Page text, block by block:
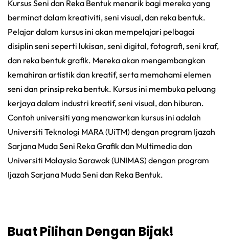
Kursus Seni dan Reka Bentuk menarik bagi mereka yang
berminat dalam kreativiti, seni visual, dan reka bentuk.
Pelajar dalam kursus ini akan mempelajari pelbagai
disiplin seni seperti lukisan, seni digital, fotografi, seni kraf,
dan reka bentuk grafik. Mereka akan mengembangkan
kemahiran artistik dan kreatif, serta memahami elemen
seni dan prinsip reka bentuk. Kursus ini membuka peluang
kerjaya dalam industri kreatif, seni visual, dan hiburan.
Contoh universiti yang menawarkan kursus ini adalah
Universiti Teknologi MARA (UiTM) dengan program Ijazah
Sarjana Muda Seni Reka Grafik dan Multimedia dan
Universiti Malaysia Sarawak (UNIMAS) dengan program
Ijazah Sarjana Muda Seni dan Reka Bentuk.
Buat Pilihan Dengan Bijak!